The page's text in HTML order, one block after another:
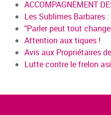
ACCOMPAGNEMENT
Les Sublimes Barbares
"Parler peut tout
Attention aux tiques !
Avis aux Propriétaires
Lutte contre le frelon